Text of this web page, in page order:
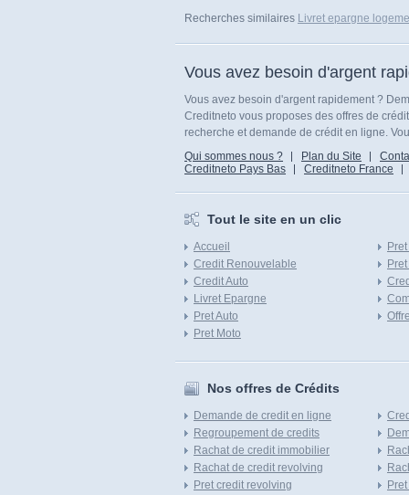
Recherches similaires Livret epargne
Vous avez besoin d'argent
Vous avez besoin d'argent rapidement ?
Creditneto vous proposes des offres de
recherche et demande de crédit en ligne.
Qui sommes nous ?
Plan du Site
Creditneto Pays Bas
Creditneto France
Tout le site en un clic
Accueil
Credit Renouvelable
Credit Auto
Livret Epargne
Pret Auto
Pret Moto
Nos offres de Crédits
Demande de credit en ligne
Regroupement de credits
Rachat de credit immobilier
Rachat de credit revolving
Pret credit revolving